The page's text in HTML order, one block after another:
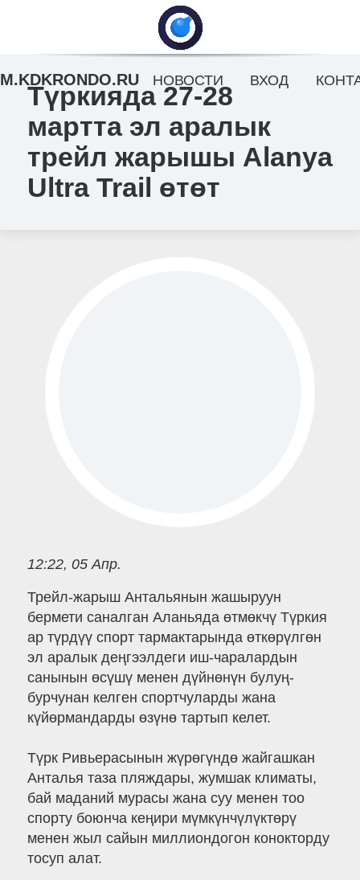
Түркияда 27-28
мартта эл аралык
трейл жарышы Alanya
Ultra Trail өтөт
12:22, 05 Апр.
Трейл-жарыш Антальянын жашыруун
бермети саналган Аланьяда өтмөкчү Түркия
ар түрдүү спорт тармактарында өткөрүлгөн
эл аралык деңгээлдеги иш-чаралардын
санынын өсүшү менен дүйнөнүн булуң-
бурчунан келген спортчуларды жана
күйөрмандарды өзүнө тартып келет.
Түрк Ривьерасынын жүрөгүндө жайгашкан
Анталья таза пляждары, жумшак климаты,
бай маданий мурасы жана суу менен тоо
спорту боюнча кеңири мүмкүнчүлүктөрү
менен жыл сайын миллиондогон конокторду
тосуп алат.
M.KDKRONDO.RU НОВОСТИ ВХОД